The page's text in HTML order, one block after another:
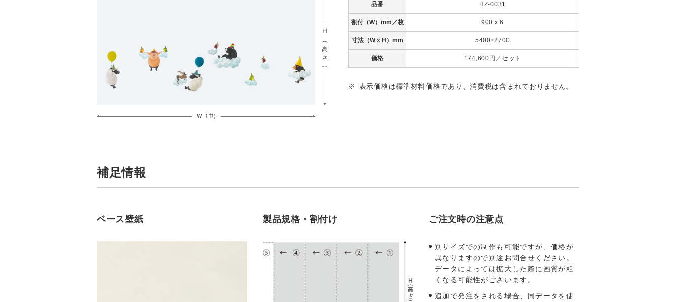
品番 HZ-0031
割付（W）mm／枚 900 x 6
寸法（W x H）mm 5400×2700
価格 174,600円／セット
表示価格は標準材料価格であり、消費税は含まれておりません。
補足情報
ベース壁紙 製品規格・割付け ご注文時の注意点
別サイズでの制作も可能ですが、価格が
異なりますので別途お問合せください。
データによっては拡大した際に画質が粗
くなる可能性がございます。
追加で発注をされる場合、同データを使